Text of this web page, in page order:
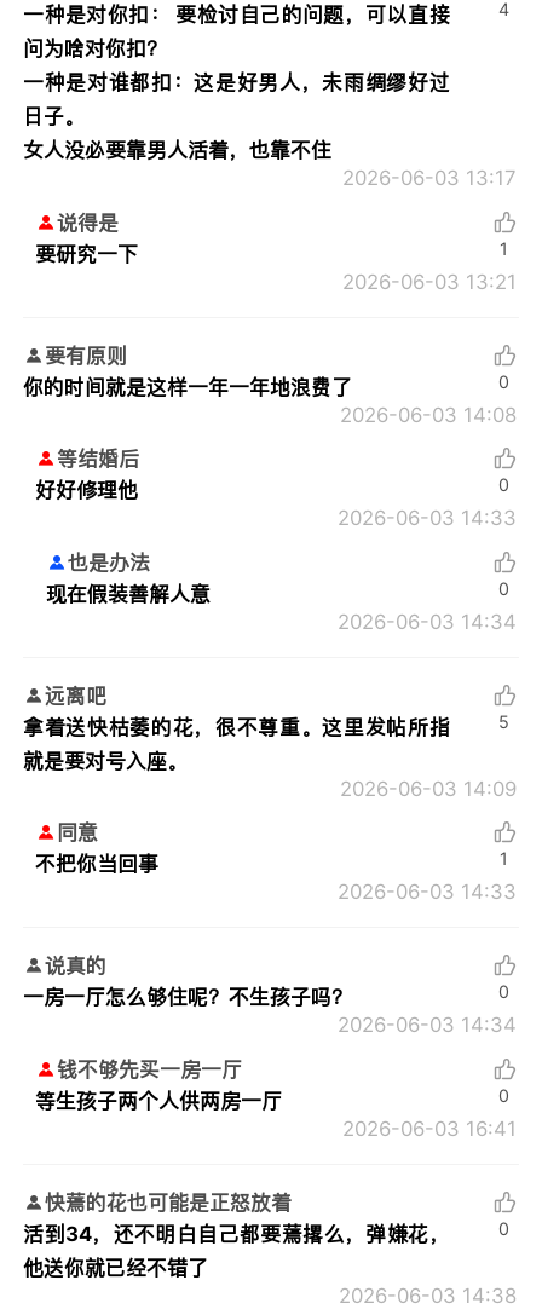
一种是对你扣： 要检讨自己的问题，可以直接
问为啥对你扣？
一种是对谁都扣：这是好男人，未雨绸缪好过
日子。
女人没必要靠男人活着，也靠不住
2026-06-03 13:17
4
说得是
要研究一下
2026-06-03 13:21
1
要有原则
你的时间就是这样一年一年地浪费了
2026-06-03 14:08
0
等结婚后
好好修理他
2026-06-03 14:33
0
也是办法
现在假装善解人意
2026-06-03 14:34
0
远离吧
拿着送快枯萎的花，很不尊重。这里发帖所指
就是要对号入座。
2026-06-03 14:09
5
同意
不把你当回事
2026-06-03 14:33
1
说真的
一房一厅怎么够住呢？不生孩子吗？
2026-06-03 14:34
0
钱不够先买一房一厅
等生孩子两个人供两房一厅
2026-06-03 16:41
0
快蔫的花也可能是正怒放着
活到34，还不明白自己都要蔫撂么，弹嫌花，
他送你就已经不错了
2026-06-03 14:38
0